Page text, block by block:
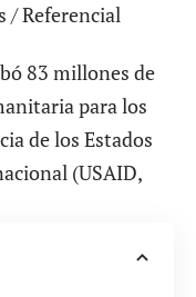
/ Referencial
83 millones de
para los
de los Estados
(USAID,